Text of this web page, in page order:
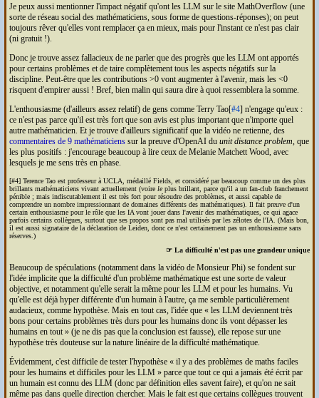
Je peux aussi mentionner l'impact négatif qu'ont les LLMsur le site MathOverflow (une
sorte de réseau social des mathématiciens, sous forme de questions-réponses); on peut
toujours rêver qu'elles vont remplacer ça en mieux, mais pour l'instant ce n'est pas clair
(ni gratuit !).
Donc je trouve assez fallacieux de ne parler que des progrès que les LLMont apportés
pour certains problèmes et de taire complètement tous les aspects négatifs sur la
discipline. Peut-être que les contributions >0 vont augmenter à l'avenir, mais les <0
risquent d'empirer aussi ! Bref, bien malin qui saura dire à quoi ressemblera la somme.
L'enthousiasme (d'ailleurs assez relatif) de gens comme Terry Tao[#4] n'engage qu'eux :
ce n'est pas parce qu'il est très fort que son avis est plus important que n'importe quel
autre mathématicien. Et je trouve d'ailleurs significatif que la vidéo ne retienne, des
commentaires de 9 mathématicienssur la preuve d'OpenAIdu unit distance problem , que
les plus positifs : j'encourage beaucoup à lire ceux de Melanie Matchett Wood, avec
lesquels je me sens très en phase.
[#4] Terence Tao est professeur à UCLA , médaillé Fields, et considéré par beaucoup comme un des plus
brillants mathématiciens vivant actuellement (voire leplus brillant, parce qu'il a un fan-club franchement
pénible ; mais indiscutablement il est très fort pour résoudre des problèmes, et aussi capable de
comprendre un nombre impressionnant de domaines différents des mathématiques). Il fait preuve d'un
certain enthousiasme pour le rôle que les IAvont jouer dans l'avenir des mathématiques, ce qui agace
parfois certains collègues, surtout que ses propos sont pas mal utilisés par les zélotes de l'IA . (Mais bon,
il est aussi signataire de la déclaration de Leiden, donc ce n'est certainement pas un enthousiasme sans
réserves.)
☞ La difficulté n'est pas une grandeur unique
Beaucoup de spéculations (notamment dans la vidéo de Monsieur Phi) se fondent sur
l'idée implicite que la difficulté d'un problème mathématique est une sorte de valeur
objective, et notamment qu'elle serait la même pour les LLMet pour les humains. Vu
qu'elle est déjà hyper différente d'un humain à l'autre, ça me semble particulièrement
audacieux, comme hypothèse. Mais en tout cas, l'idée que
les LLMdeviennent très
bons pour certains problèmes très durs pour les humains donc ils vont dépasser les
humains en tout
(je ne dis pas que la conclusion est fausse), elle repose sur une
hypothèse très douteuse sur la nature linéaire de la difficulté mathématique.
Évidemment, c'est difficile de tester l'hypothèse
il y a des problèmes de maths faciles
pour les humains et difficiles pour les LLM
parce que tout ce qui a jamais été écrit par
un humain est connu des LLM(donc par définition elles savent faire), et qu'on ne sait
même pas dans quelle direction chercher. Mais le fait est que certains collègues trouvent